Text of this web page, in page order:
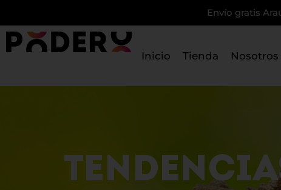
Envío gratis
Inicio Tienda Nosotros